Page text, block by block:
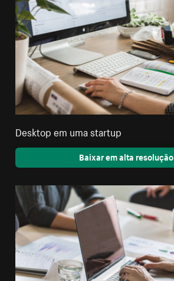
Desktop em uma startup
Baixar em alta resolução